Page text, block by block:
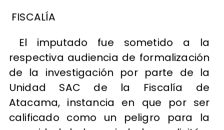
FISCALÍA
El imputado fue sometido a la
respectiva audiencia de formalización
de la investigación por parte de la
Unidad SAC de la Fiscalía de
Atacama, instancia en que por ser
calificado como un peligro para la